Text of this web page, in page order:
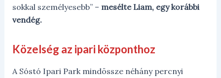
sokkal személyesebb” – mesélte Liam, egy korábbi
vendég.
Közelség az ipari központhoz
A Sóstó Ipari Park mindössze néhány percnyi